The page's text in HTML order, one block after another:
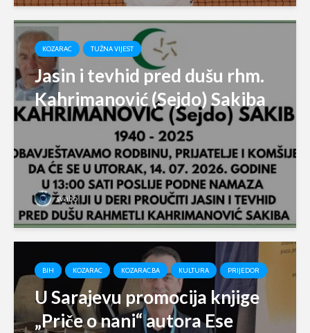
KOZARAC TUŽNA VIJEST
Jasin i tevhid pred dušu rhm.
Kahrimanović (Sejdo) Sakiba
svabo
BIH KOZARAC KOZARAC.BA KULTURA PRIJEDOR
U Sarajevu promocija knjige
„Priče o nani“ autora Ese